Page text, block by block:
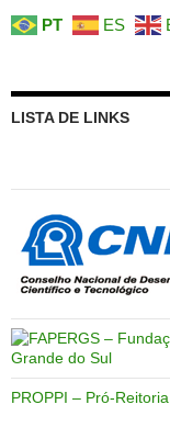
PT ES
LISTA DE LINKS
PROPPI – Pró-